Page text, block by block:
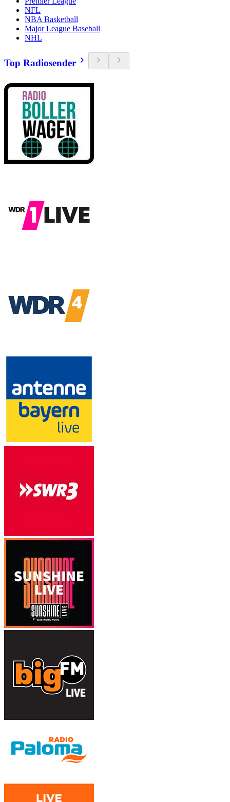
NFL
NBA Basketball
Major League Baseball
NHL
Top Radiosender